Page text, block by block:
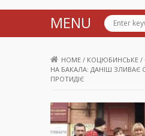
MENU
HOME / КОЦЮБИНСЬКЕ /
НА БАКАЛА: ДАНІШ ЗЛИВАЄ
ПРОТИДІЄ